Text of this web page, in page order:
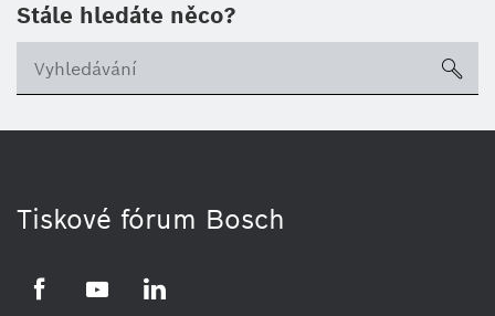
Stále hledáte něco?
Tiskové fórum Bosch